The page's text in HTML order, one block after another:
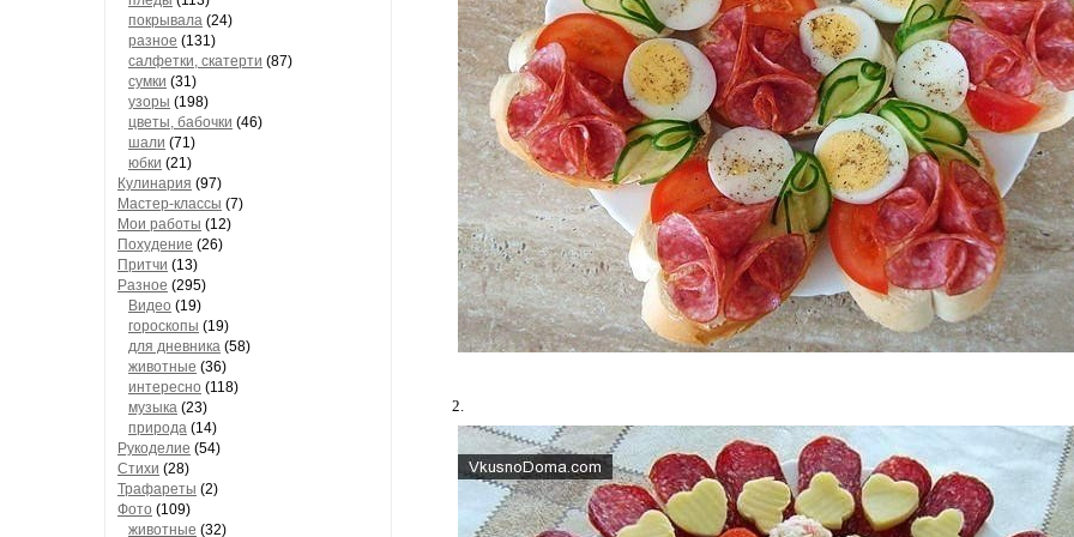
покрывала (24)
разное (131)
салфетки, скатерти (87)
сумки (31)
узоры (198)
цветы, бабочки (46)
шали (71)
юбки (21)
Кулинария (97)
Мастер-классы (7)
Мои работы (12)
Похудение (26)
Притчи (13)
Разное (295)
Видео (19)
гороскопы (19)
для дневника (58)
животные (36)
интересно (118)
музыка (23)
природа (14)
Рукоделие (54)
Стихи (28)
Трафареты (2)
Фото (109)
животные (32)
2.